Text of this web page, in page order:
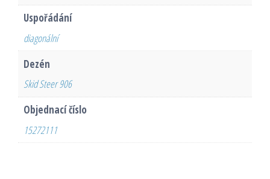
Uspořádání
diagonální
Dezén
Skid Steer 906
Objednací číslo
15272111